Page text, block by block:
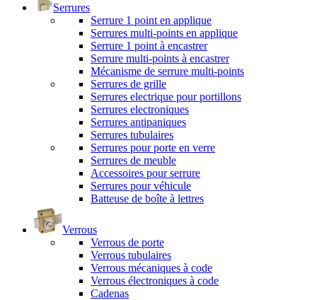
Serrures
Serrure 1 point en applique
Serrures multi-points en applique
Serrure 1 point à encastrer
Serrure multi-points à encastrer
Mécanisme de serrure multi-points
Serrures de grille
Serrures electrique pour portillons
Serrures electroniques
Serrures antipaniques
Serrures tubulaires
Serrures pour porte en verre
Serrures de meuble
Accessoires pour serrure
Serrures pour véhicule
Batteuse de boîte à lettres
Verrous
Verrous de porte
Verrous tubulaires
Verrous mécaniques à code
Verrous électroniques à code
Cadenas